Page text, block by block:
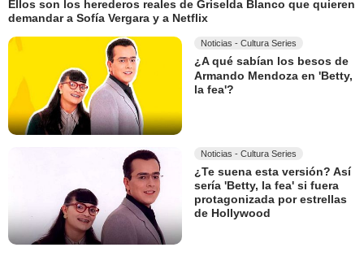
Ellos son los herederos reales de Griselda Blanco que quieren
demandar a Sofía Vergara y a Netflix
Noticias - Cultura Series
¿A qué sabían los besos de
Armando Mendoza en 'Betty,
la fea'?
Noticias - Cultura Series
¿Te suena esta versión? Así
sería 'Betty, la fea' si fuera
protagonizada por estrellas
de Hollywood